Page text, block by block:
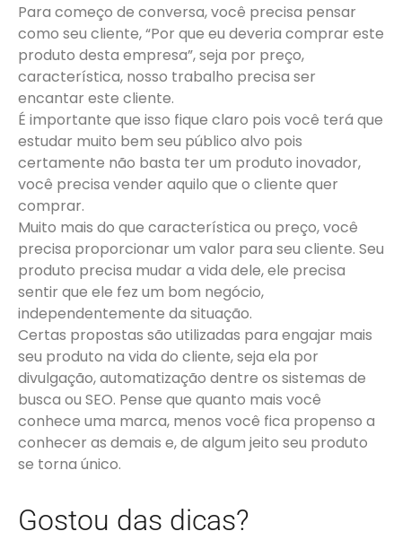
Para começo de conversa, você precisa pensar
como seu cliente, “Por que eu deveria comprar este
produto desta empresa”, seja por preço,
característica, nosso trabalho precisa ser
encantar este cliente.
É importante que isso fique claro pois você terá que
estudar muito bem seu público alvo pois
certamente não basta ter um produto inovador,
você precisa vender aquilo que o cliente quer
comprar.
Muito mais do que característica ou preço, você
precisa proporcionar um valor para seu cliente. Seu
produto precisa mudar a vida dele, ele precisa
sentir que ele fez um bom negócio,
independentemente da situação.
Certas propostas são utilizadas para engajar mais
seu produto na vida do cliente, seja ela por
divulgação, automatização dentre os sistemas de
busca ou SEO. Pense que quanto mais você
conhece uma marca, menos você fica propenso a
conhecer as demais e, de algum jeito seu produto
se torna único.
Gostou das dicas?